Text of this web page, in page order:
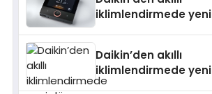
iklimlendirmede yeni
Daikin’den akıllı
iklimlendirmede yeni
dönem: Madoka Plus